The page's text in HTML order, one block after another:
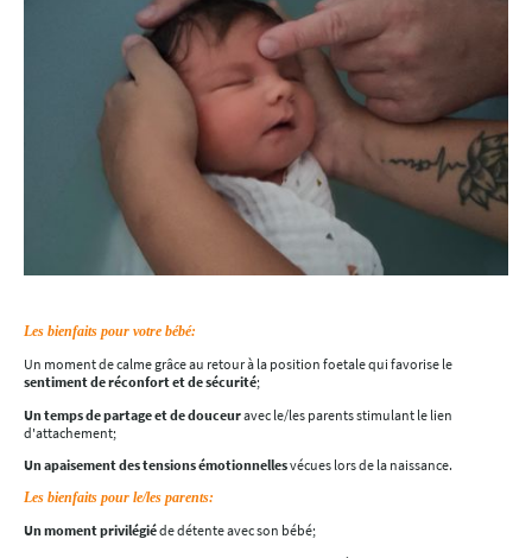
Les bienfaits pour votre bébé:
Un moment de calme grâce au retour à la position foetale qui favorise le
sentiment de réconfort et de sécurité;
Un temps de partage et de douceuravec le/les parents stimulant le lien
d'attachement;
Un apaisement des tensions émotionnellesvécues lors de la naissance.
Les bienfaits pour le/les parents:
Un moment privilégiéde détente avec son bébé;